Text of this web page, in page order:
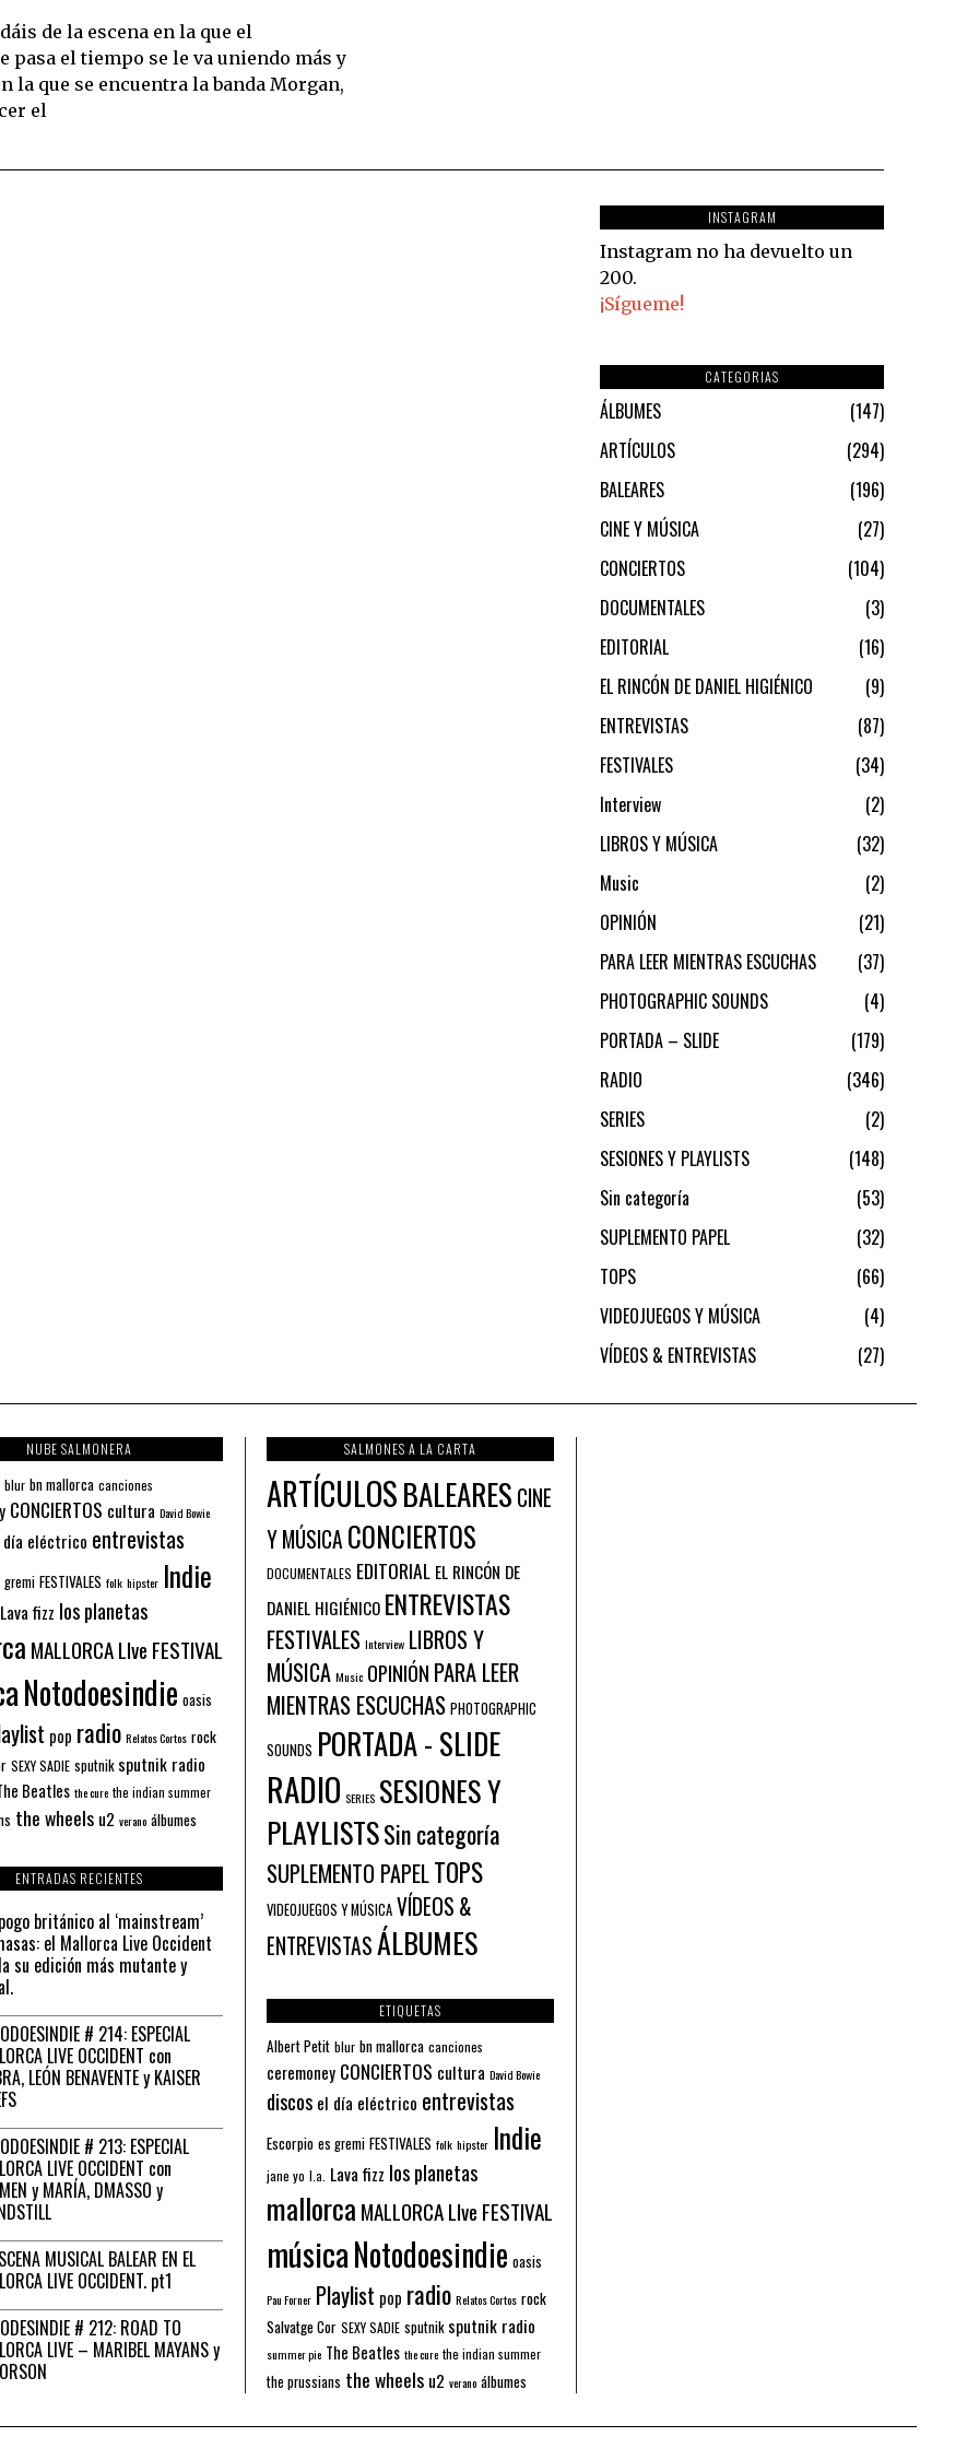
de la escena en la que el
pasa el tiempo se le va uniendo más y
la que se encuentra la banda Morgan,
el
INSTAGRAM
Instagram no ha devuelto un
200.
¡Sígueme!
CATEGORIAS
ÁLBUMES
147
ARTÍCULOS
294
BALEARES
196
CINE Y MÚSICA
27
CONCIERTOS
104
DOCUMENTALES
3
EDITORIAL
16
EL RINCÓN DE DANIEL HIGIÉNICO
9
ENTREVISTAS
87
FESTIVALES
34
Interview
2
LIBROS Y MÚSICA
32
Music
2
OPINIÓN
21
PARA LEER MIENTRAS ESCUCHAS
37
PHOTOGRAPHIC SOUNDS
4
PORTADA – SLIDE
179
RADIO
346
SERIES
2
SESIONES Y PLAYLISTS
148
Sin categoría
53
SUPLEMENTO PAPEL
32
TOPS
66
VIDEOJUEGOS Y MÚSICA
4
VÍDEOS & ENTREVISTAS
27
NUBE SALMONERA
blur bn mallorca canciones
CONCIERTOS cultura David Bowie
día eléctrico entrevistas
gremi FESTIVALES folk hipster Indie
Lava fizz los planetas
MALLORCA LIve FESTIVAL
Notodoesindie oasis
pop radio Relatos Cortos rock
SEXY SADIE sputnik sputnik radio
Beatles the cure the indian summer
the wheels u2 verano álbumes
ENTRADAS RECIENTES
británico al ‘mainstream’
el Mallorca Live Occident
su edición más mutante y
# 214: ESPECIAL
LIVE OCCIDENT con
LEÓN BENAVENTE y KAISER
# 213: ESPECIAL
LIVE OCCIDENT con
y MARÍA, DMASSO y
MUSICAL BALEAR EN EL
LIVE OCCIDENT. pt1
# 212: ROAD TO
LIVE – MARIBEL MAYANS y
SALMONES A LA CARTA
ARTÍCULOSBALEARES CINE
Y MÚSICA CONCIERTOS
DOCUMENTALES EDITORIAL EL RINCÓN DE
DANIEL HIGIÉNICO ENTREVISTAS
FESTIVALES Interview LIBROS Y
MÚSICA Music OPINIÓN PARA LEER
MIENTRAS ESCUCHAS PHOTOGRAPHIC
SOUNDS PORTADA - SLIDE
RADIO SERIES SESIONES Y
PLAYLISTSSin categoría
SUPLEMENTO PAPELTOPS
VIDEOJUEGOS Y MÚSICA VÍDEOS &
ENTREVISTASÁLBUMES
ETIQUETAS
Albert Petit blur bn mallorca canciones
ceremoney CONCIERTOS cultura David Bowie
discos el día eléctrico entrevistas
Escorpio es gremi FESTIVALES folk hipster Indie
jane yo l.a. Lava fizz los planetas
mallorca MALLORCA LIve FESTIVAL
músicaNotodoesindie oasis
Pau Forner Playlist pop radio Relatos Cortos rock
Salvatge Cor SEXY SADIE sputnik sputnik radio
summer pie The Beatles the cure the indian summer
the prussians the wheels u2 verano álbumes